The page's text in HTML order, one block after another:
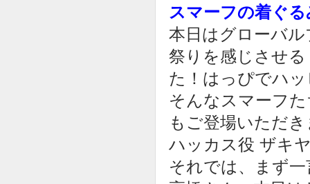
スマーフの着ぐる
本日はグローバ
祭りを感じさせ
た！はっぴでハ
そんなスマーフ
もご登場いただ
ハッカス役 ザキ
それでは、まず